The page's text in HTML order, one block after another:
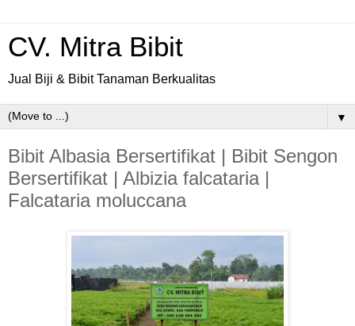
CV. Mitra Bibit
Jual Biji & Bibit Tanaman Berkualitas
▼
Bibit Albasia Bersertifikat | Bibit Sengon
Bersertifikat | Albizia falcataria |
Falcataria moluccana